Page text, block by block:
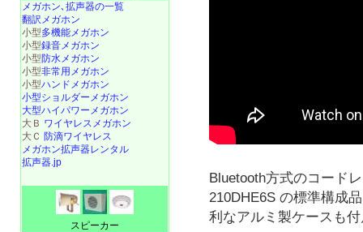
Bluetooth方式のコード
210DHE6S の標準構成
利なアルミ製ケースも
メガホン､拡声器の一覧
翻訳メガホン
小型多機能メガホン
小型録音メガホン
小型防水メガホン
小型非常用メガホン
小型ハンドメガホン
小型ショルダーメガホン
大型ハイパワーメガホン
大Ｂ ワイヤレスメガホン
大Ｃ 防滴ワイヤレス
メガホン拡声器レンタル
拡声器.jp
スピーカー